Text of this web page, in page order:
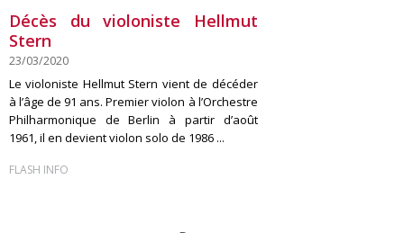
Décès du violoniste Hellmut
Stern
23/03/2020
Le violoniste Hellmut Stern vient de décéder
à l’âge de 91 ans. Premier violon à l’Orchestre
Philharmonique de Berlin à partir d’août
1961, il en devient violon solo de 1986 ...
FLASH INFO